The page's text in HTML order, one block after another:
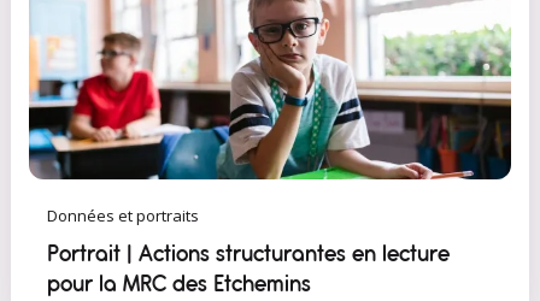
Données et portraits
Portrait | Actions structurantes en lecture
pour la MRC des Etchemins